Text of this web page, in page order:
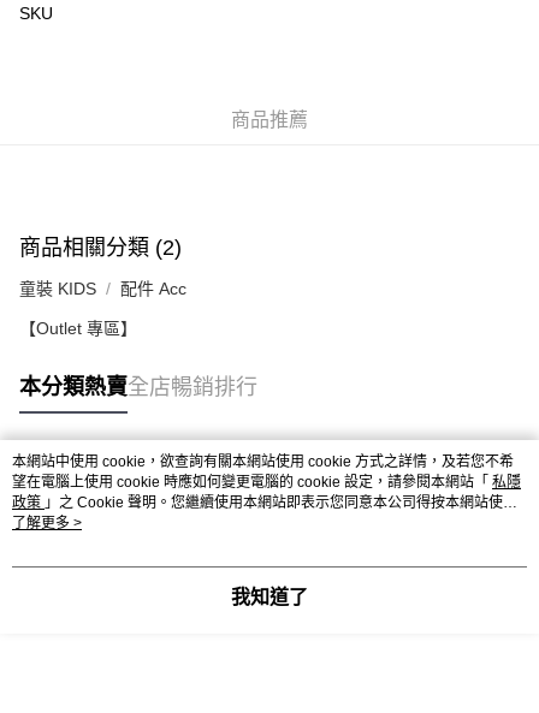
每筆HK$50.00，滿HK$499.00或以上免運費
配送至澳門
SKU
商品推薦
商品相關分類 (2)
童裝 KIDS 配件 Acc
【Outlet 專區】
本分類熱賣全店暢銷排行
熱門標籤
熱銷排行
本網站中使用 cookie，欲查詢有關本網站使用 cookie 方式之詳情，及若您不希
望在電腦上使用 cookie 時應如何變更電腦的 cookie 設定，請參閱本網站「 私隱
政策 」之 Cookie 聲明。您繼續使用本網站即表示您同意本公司得按本網站使用
條款之 Cookie 聲明使用 cookie。
了解更多 >
我知道了